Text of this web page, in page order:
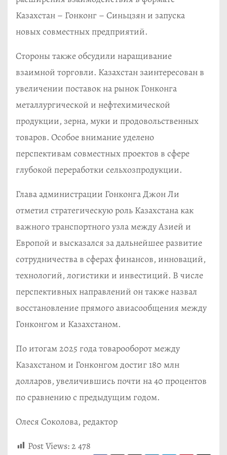
Казахстан – Гонконг – Синьцзян и запуска
новых совместных предприятий.
Стороны также обсудили наращивание
взаимной торговли. Казахстан заинтересован в
увеличении поставок на рынок Гонконга
металлургической и нефтехимической
продукции, зерна, муки и продовольственных
товаров. Особое внимание уделено
перспективам совместных проектов в сфере
глубокой переработки сельхозпродукции.
Глава администрации Гонконга Джон Ли
отметил стратегическую роль Казахстана как
важного транспортного узла между Азией и
Европой и высказался за дальнейшее развитие
сотрудничества в сферах финансов, инноваций,
технологий, логистики и инвестиций. В числе
перспективных направлений он также назвал
восстановление прямого авиасообщения между
Гонконгом и Казахстаном.
По итогам 2025 года товарооборот между
Казахстаном и Гонконгом достиг 180 млн
долларов, увеличившись почти на 40 процентов
по сравнению с предыдущим годом.
Олеся Соколова, редактор
Post Views:2 478